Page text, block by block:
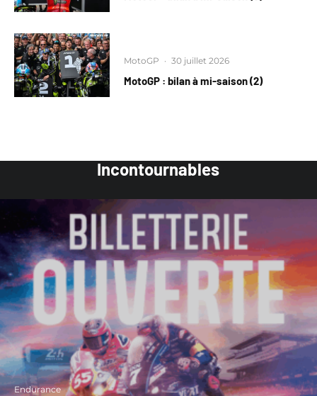
MotoGP · 30 juillet 2026
MotoGP : bilan à mi-saison (2)
Incontournables
Endurance